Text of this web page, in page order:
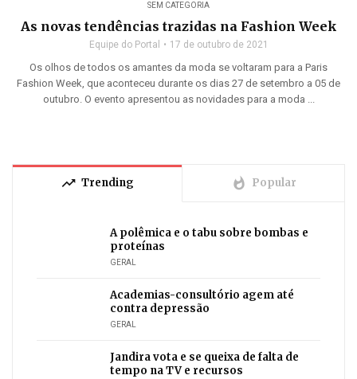
SEM CATEGORIA
As novas tendências trazidas na Fashion Week
Equipe do Portal 17 de outubro de 2021
Os olhos de todos os amantes da moda se voltaram para a Paris
Fashion Week, que aconteceu durante os dias 27 de setembro a 05 de
outubro. O evento apresentou as novidades para a moda ...
trending_up Trending whatshot Popular
A polêmica e o tabu sobre bombas e
proteínas
GERAL
Academias-consultório agem até
contra depressão
GERAL
Jandira vota e se queixa de falta de
tempo na TV e recursos